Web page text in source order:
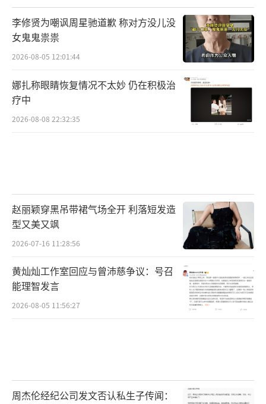
李修贤为嘲讽周星驰道歉 称对方没儿没
女鬼鬼祟祟
2026-08-05 12:01:44
娜扎称眼睛恢复情况不太妙 仍在积极治
疗中
2026-08-08 22:32:35
赵丽颖穿黑吊带裙气场全开 利落短发造
型又美又飒
2026-07-16 11:28:56
黄灿灿工作室回应与曾沛慈争议：号召
能理智发言
2026-08-05 11:56:27
周杰伦经纪公司发文否认私生子传闻：